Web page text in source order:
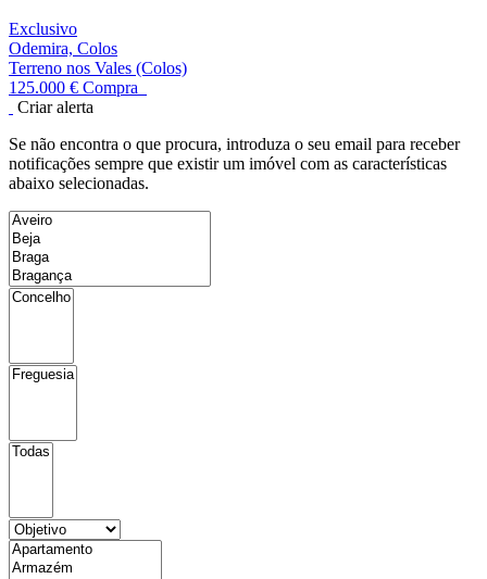
Exclusivo
Odemira, Colos
Terreno nos Vales (Colos)
125.000 € Compra
Criar alerta
Se não encontra o que procura, introduza o seu email para receber
notificações sempre que existir um imóvel com as características
abaixo selecionadas.